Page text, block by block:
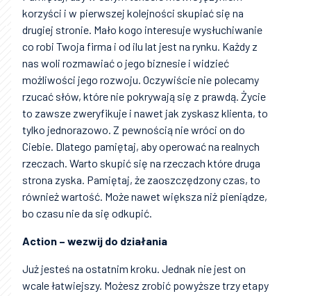
korzyści i w pierwszej kolejności skupiać się na
drugiej stronie. Mało kogo interesuje wysłuchiwanie
co robi Twoja firma i od ilu lat jest na rynku. Każdy z
nas woli rozmawiać o jego biznesie i widzieć
możliwości jego rozwoju. Oczywiście nie polecamy
rzucać słów, które nie pokrywają się z prawdą. Życie
to zawsze zweryfikuje i nawet jak zyskasz klienta, to
tylko jednorazowo. Z pewnością nie wróci on do
Ciebie. Dlatego pamiętaj, aby operować na realnych
rzeczach. Warto skupić się na rzeczach które druga
strona zyska. Pamiętaj, że zaoszczędzony czas, to
również wartość. Może nawet większa niż pieniądze,
bo czasu nie da się odkupić.
Action – wezwij do działania
Już jesteś na ostatnim kroku. Jednak nie jest on
wcale łatwiejszy. Możesz zrobić powyższe trzy etapy